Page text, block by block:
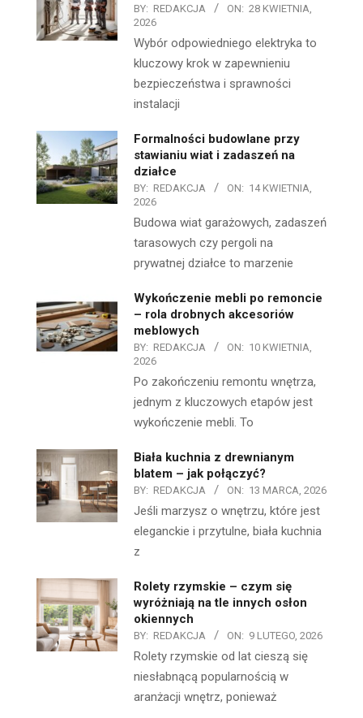
BY: REDAKCJA ON: 28 KWIETNIA,
2026
Wybór odpowiedniego elektryka to
kluczowy krok w zapewnieniu
bezpieczeństwa i sprawności
instalacji
Formalności budowlane przy
stawianiu wiat i zadaszeń na
działce
BY: REDAKCJA ON: 14 KWIETNIA,
2026
Budowa wiat garażowych, zadaszeń
tarasowych czy pergoli na
prywatnej działce to marzenie
Wykończenie mebli po remoncie
– rola drobnych akcesoriów
meblowych
BY: REDAKCJA ON: 10 KWIETNIA,
2026
Po zakończeniu remontu wnętrza,
jednym z kluczowych etapów jest
wykończenie mebli. To
Biała kuchnia z drewnianym
blatem – jak połączyć?
BY: REDAKCJA ON: 13 MARCA, 2026
Jeśli marzysz o wnętrzu, które jest
eleganckie i przytulne, biała kuchnia
z
Rolety rzymskie – czym się
wyróżniają na tle innych osłon
okiennych
BY: REDAKCJA ON: 9 LUTEGO, 2026
Rolety rzymskie od lat cieszą się
niesłabnącą popularnością w
aranżacji wnętrz, ponieważ